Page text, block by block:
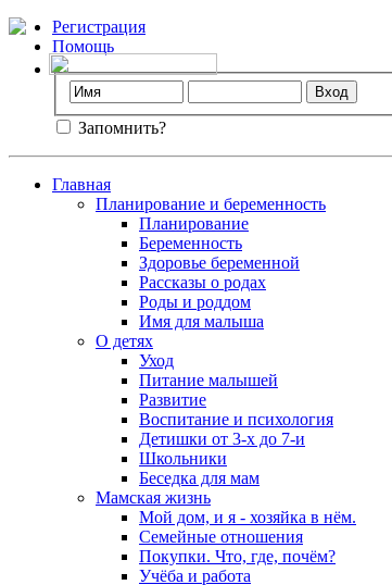
Регистрация
Помощь
Запомнить?
Главная
Планирование и беременность
Планирование
Беременность
Здоровье беременной
Рассказы о родах
Роды и роддом
Имя для малыша
О детях
Уход
Питание малышей
Развитие
Воспитание и психология
Детишки от 3-х до 7-и
Школьники
Беседка для мам
Мамская жизнь
Мой дом, и я - хозяйка в нём.
Семейные отношения
Покупки. Что, где, почём?
Учёба и работа